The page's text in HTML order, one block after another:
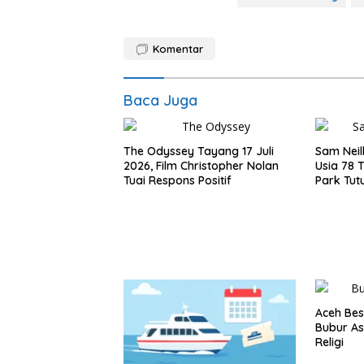
Komentar
Baca Juga
The Odyssey Tayang 17 Juli
2026, Film Christopher Nolan
Tuai Respons Positif
Sam
Usia 78
Park
Aceh
Bubur
Religi